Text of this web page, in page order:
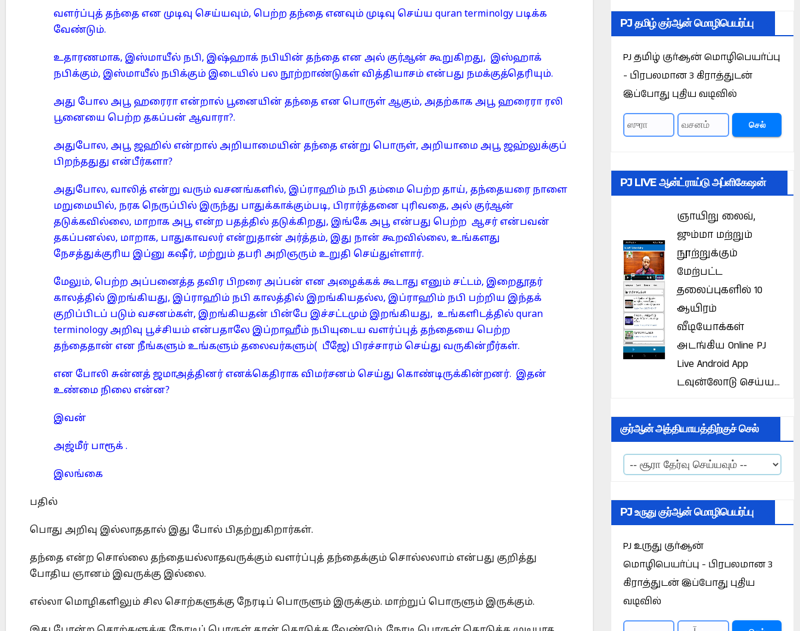
வளர்ப்புத் தந்தை என முடிவு செய்யவும், பெற்ற தந்தை எனவும் முடிவு செய்ய quran terminolgy படிக்க
வேண்டும்.
உதாரணமாக, இஸ்மாயீல் நபி, இஷ்ஹாக் நபியின் தந்தை என அல் குர்ஆன் கூறுகிறது, இஸ்ஹாக்
நபிக்கும், இஸ்மாயீல் நபிக்கும் இடையில் பல நூற்றாண்டுகள் வித்தியாசம் என்பது நமக்குத்தெரியும்.
அது போல அபூ ஹரைரா என்றால் பூனையின் தந்தை என பொருள் ஆகும், அதற்காக அபூ ஹரைரா ரலி
பூனையை பெற்ற தகப்பன் ஆவாரா?.
அதுபோல, அபூ ஜஹில் என்றால் அறியாமையின் தந்தை என்று பொருள், அறியாமை அபூ ஜஹ்லுக்குப்
பிறந்ததுது என்பீர்களா?
அதுபோல, வாலித் என்று வரும் வசனங்களில், இப்ராஹிம் நபி தம்மை பெற்ற தாய், தந்தையரை நாளை
மறுமையில், நரக நெருப்பில் இருந்து பாதுக்காக்கும்படி, பிரார்த்தனை புரிவதை, அல் குர்ஆன்
தடுக்கவில்லை, மாறாக அபூ என்ற பதத்தில் தடுக்கிறது, இங்கே அபூ என்பது பெற்ற ஆசர் என்பவன்
தகப்பனல்ல, மாறாக, பாதுகாவலர் என்றுதான் அர்த்தம், இது நான் கூறவில்லை, உங்களது
நேசத்துக்குரிய இப்னு கஷீர், மற்றும் தபரி அறிஞரும் உறுதி செய்துள்ளார்.
மேலும், பெற்ற அப்பனைத்த தவிர பிறரை அப்பன் என அழைக்கக் கூடாது எனும் சட்டம், இறைதூதர்
காலத்தில் இறங்கியது, இப்ராஹிம் நபி காலத்தில் இறங்கியதல்ல, இப்ராஹிம் நபி பற்றிய இந்தக்
குறிப்பிடப் படும் வசனம்கள், இறங்கியதன் பின்பே இச்சட்டமும் இறங்கியது, உங்களிடத்தில் quran
terminology அறிவு பூச்சியம் என்பதாலே இப்றாஹீம் நபியுடைய வளர்ப்புத் தந்தையை பெற்ற
தந்தைதான் என நீங்களும் உங்களும் தலைவர்களும்( பீஜே) பிரச்சாரம் செய்து வருகின்றீர்கள்.
என போலி சுன்னத் ஜமாஅத்தினர் எனக்கெதிராக விமர்சனம் செய்து கொண்டிருக்கின்றனர். இதன்
உண்மை நிலை என்ன?
இவன்
அஜ்மீர் பாரூக் .
இலங்கை
பதில்
பொது அறிவு இல்லாததால் இது போல் பிதற்றுகிறார்கள்.
தந்தை என்ற சொல்லை தந்தையல்லாதவருக்கும் வளர்ப்புத் தந்தைக்கும் சொல்லலாம் என்பது குறித்து
போதிய ஞானம் இவருக்கு இல்லை.
எல்லா மொழிகளிலும் சில சொற்களுக்கு நேரடிப் பொருளும் இருக்கும். மாற்றுப் பொருளும் இருக்கும்.
PJ தமிழ் குர்ஆன் மொழிபெயர்ப்பு
PJ தமிழ் குர்ஆன் மொழிபெயர்ப்பு
- பிரபலமான 3 கிராத்துடன்
இப்போது புதிய வடிவில்
செல்
PJ LIVE ஆன்ட்ராய்டு அப்ளிகேஷன்
ஞாயிறு லைவ்,
ஜும்மா மற்றும்
நூற்றுக்கும்
மேற்பட்ட
தலைப்புகளில் 10
ஆயிரம்
வீடியோக்கள்
அடங்கிய Online PJ
Live Android App
டவுன்லோடு செய்ய...
குர்ஆன் அத்தியாயத்திற்குச் செல்
PJ உருது குர்ஆன் மொழிபெயர்ப்பு
PJ உருது குர்ஆன்
மொழிபெயர்ப்பு - பிரபலமான 3
கிராத்துடன் இப்போது புதிய
வடிவில்